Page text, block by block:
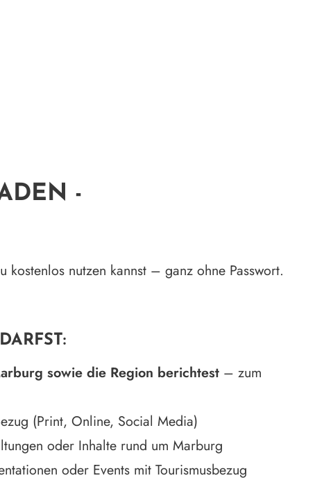
-
nutzen kannst – ganz ohne Passwort.
sowie die Region berichtest – zum
(Print, Online, Social Media)
oder Inhalte rund um Marburg
oder Events mit Tourismusbezug